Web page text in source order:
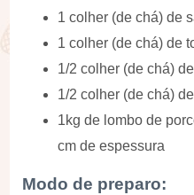
1 colher (de chá) de
1 colher (de chá) de
1/2 colher (de chá)
1/2 colher (de chá)
1kg de lombo de
cm de espessura
Modo de preparo: